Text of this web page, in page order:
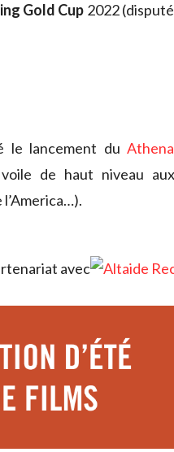
Gold Cup 2022
le lancement du
de haut niveau
l’America…).
avec